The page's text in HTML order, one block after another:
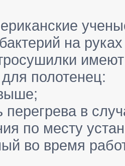
на
полотенец:
перегрева в
по месту
во время